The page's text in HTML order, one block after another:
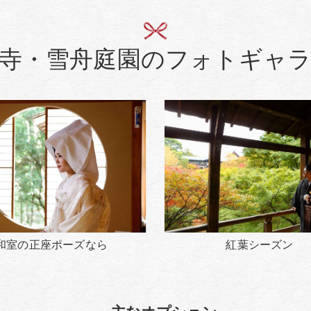
・雪舟庭園のフォトギャ
室の正座ポーズなら 紅葉シーズン